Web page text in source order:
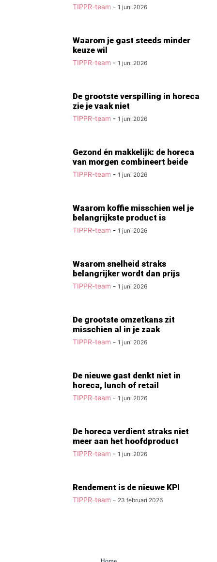
TIPPR-team - 1 juni 2026
Waarom je gast steeds minder
keuze wil
TIPPR-team - 1 juni 2026
De grootste verspilling in horeca
zie je vaak niet
TIPPR-team - 1 juni 2026
Gezond én makkelijk: de horeca
van morgen combineert beide
TIPPR-team - 1 juni 2026
Waarom koffie misschien wel je
belangrijkste product is
TIPPR-team - 1 juni 2026
Waarom snelheid straks
belangrijker wordt dan prijs
TIPPR-team - 1 juni 2026
De grootste omzetkans zit
misschien al in je zaak
TIPPR-team - 1 juni 2026
De nieuwe gast denkt niet in
horeca, lunch of retail
TIPPR-team - 1 juni 2026
De horeca verdient straks niet
meer aan het hoofdproduct
TIPPR-team - 1 juni 2026
Rendement is de nieuwe KPI
TIPPR-team - 23 februari 2026